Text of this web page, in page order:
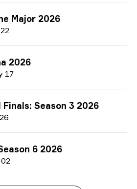
Major 2026
22
2026
17
Finals: Season 3 2026
26
6 2026
02